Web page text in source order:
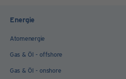
Energie
Atomenergie
Gas & Öl - offshore
Gas & Öl - onshore